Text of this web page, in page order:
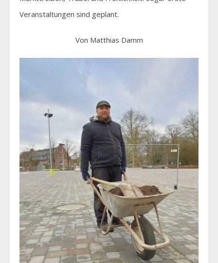
Veranstaltungen sind geplant.
Von Matthias Damm